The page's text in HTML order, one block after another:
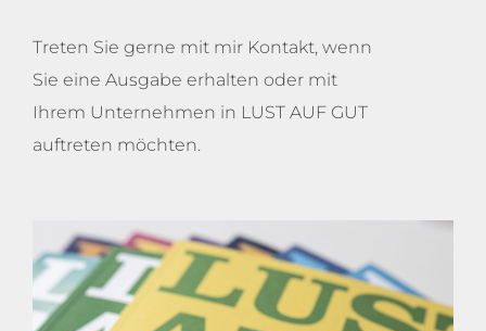
Treten Sie gerne mit mir Kontakt, wenn
Sie eine Ausgabe erhalten oder mit
Ihrem Unternehmen in LUST AUF GUT
auftreten möchten.